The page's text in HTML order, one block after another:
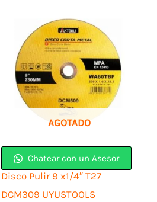
AGOTADO
Chatear con un Asesor
Disco Pulir 9 x1/4″ T27
DCM309 UYUSTOOLS